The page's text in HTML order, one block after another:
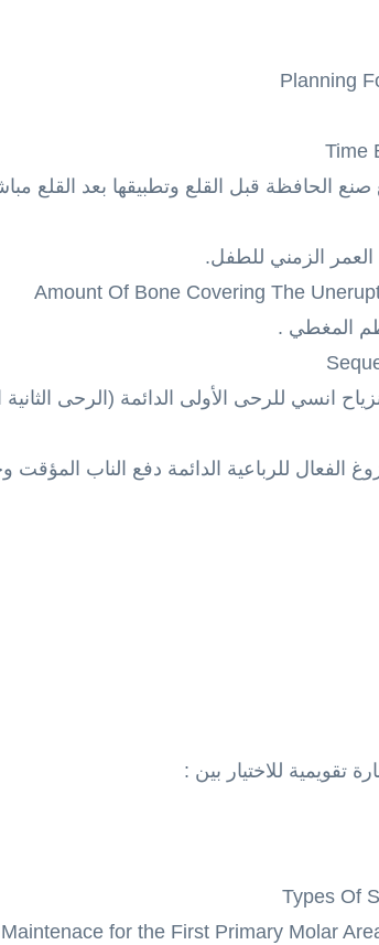
الزمني للطفل.
انسي للرحى الأولى الدائمة (الرحى
الفعال للرباعية الدائمة دفع الناب
تقويمية للاختيار بين :